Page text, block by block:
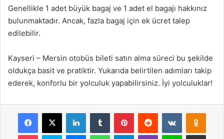
Genellikle 1 adet büyük bagaj ve 1 adet el bagajı hakkınız
bulunmaktadır. Ancak, fazla bagaj için ek ücret talep
edilebilir.
Kayseri – Mersin otobüs bileti satın alma süreci bu şekilde
oldukça basit ve pratiktir. Yukarıda belirtilen adımları takip
ederek, konforlu bir yolculuk yapabilirsiniz. İyi yolculuklar!
Facebook
X LinkedInTumblr PinterestReddit VKontakte
Pocket Skype MessengerWhatsAppTelegramViber Line E-Posta ile